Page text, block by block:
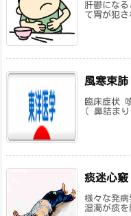
肝鬱にな
て胃が犯
風寒束肺
臨床症状
( 鼻詰ま
痰迷心竅
様々な発病
湿濁が痰